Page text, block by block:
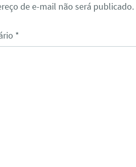
de e-mail não será publicado.
*